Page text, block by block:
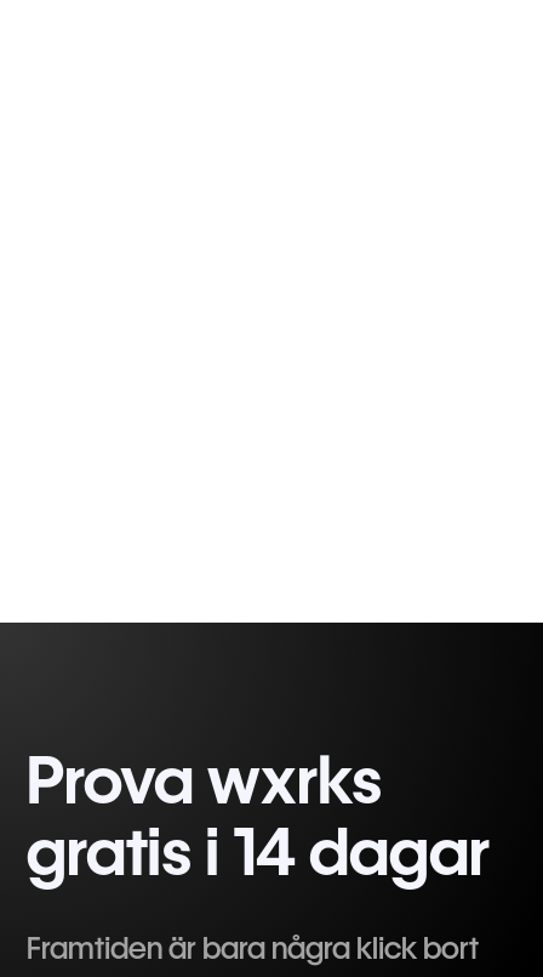
Prova wxrks
gratis i 14 dagar
Framtiden är bara några klick bort